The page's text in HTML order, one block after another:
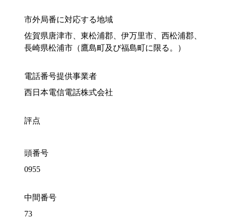
市外局番に対応する地域
佐賀県唐津市、東松浦郡、伊万里市、西松浦郡、
長崎県松浦市（鷹島町及び福島町に限る。）
電話番号提供事業者
西日本電信電話株式会社
評点
頭番号
0955
中間番号
73